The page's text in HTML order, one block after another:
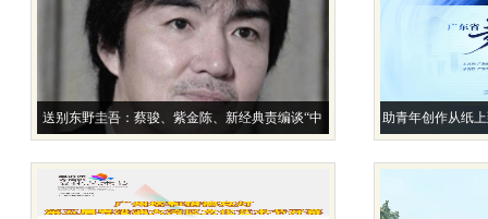
送别东野圭吾：蔡骏、紫金陈、新经典责编谈“中 助青年创作从纸